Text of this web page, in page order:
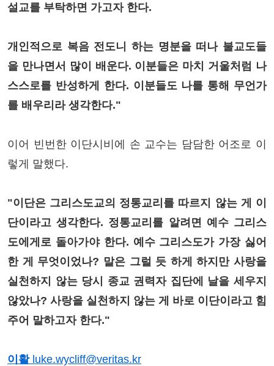
설교를 부탁하면 가고자 한다.
개인적으로 복음 전도니 하는 명분을 떠나 불교도들
을 만나면서 많이 배운다. 이분들은 마치 거울처럼 나
스스로를 반성하게 한다. 이분들도 나를 통해 무언가
를 배우리라 생각한다."
이어 빈번한 이단시비에 손 교수는 담담한 어조로 이
렇게 말했다.
"이단은 그리스도교의 정통교리를 따르지 않는 게 이
단이라고 생각한다. 정통교리를 알려면 예수 그리스
도에게로 돌아가야 한다. 예수 그리스도가 가장 싫어
한 게 무엇이었나? 말은 그럴 듯 하게 하지만 사랑을
실천하지 않는 당시 종교 권력자 집단에 날을 세우지
않았나? 사랑을 실천하지 않는 게 바로 이단이라고 힘
주어 말하고자 한다."
이활 luke.wycliff@veritas.kr